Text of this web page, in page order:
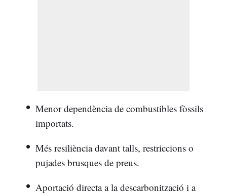
Menor dependència de combustibles fòssils
importats.
Més resiliència davant talls, restriccions o
pujades brusques de preus.
Aportació directa a la descarbonització i a